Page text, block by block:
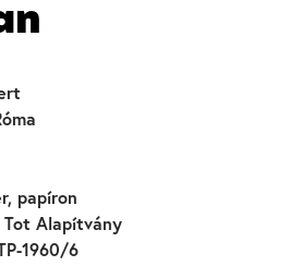
papíron
Alapítvány
1960/6